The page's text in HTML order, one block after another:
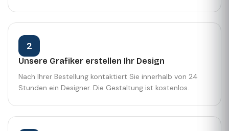
2
Unsere Grafiker erstellen Ihr Design
Nach Ihrer Bestellung kontaktiert Sie innerhalb von 24
Stunden ein Designer. Die Gestaltung ist kostenlos.